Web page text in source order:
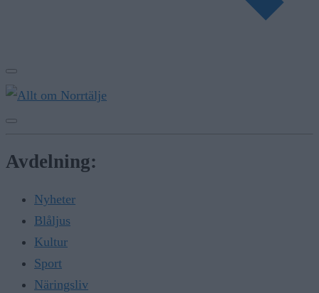
Avdelning:
Nyheter
Blåljus
Kultur
Sport
Näringsliv